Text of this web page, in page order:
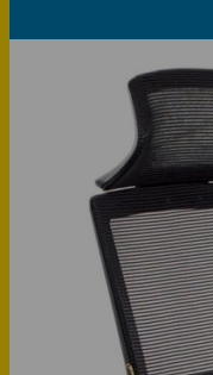
Giới thiệu
Dự án
Công trình văn
Công trình nhà ở
Sản phẩm